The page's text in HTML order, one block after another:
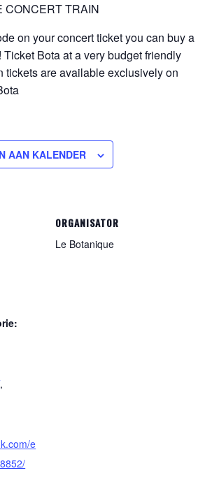
TRAIN
on your concert ticket you can buy a
Bota at a very budget friendly
tickets are available exclusively on
AAN KALENDER
,
e
ORGANISATOR
Le Botanique